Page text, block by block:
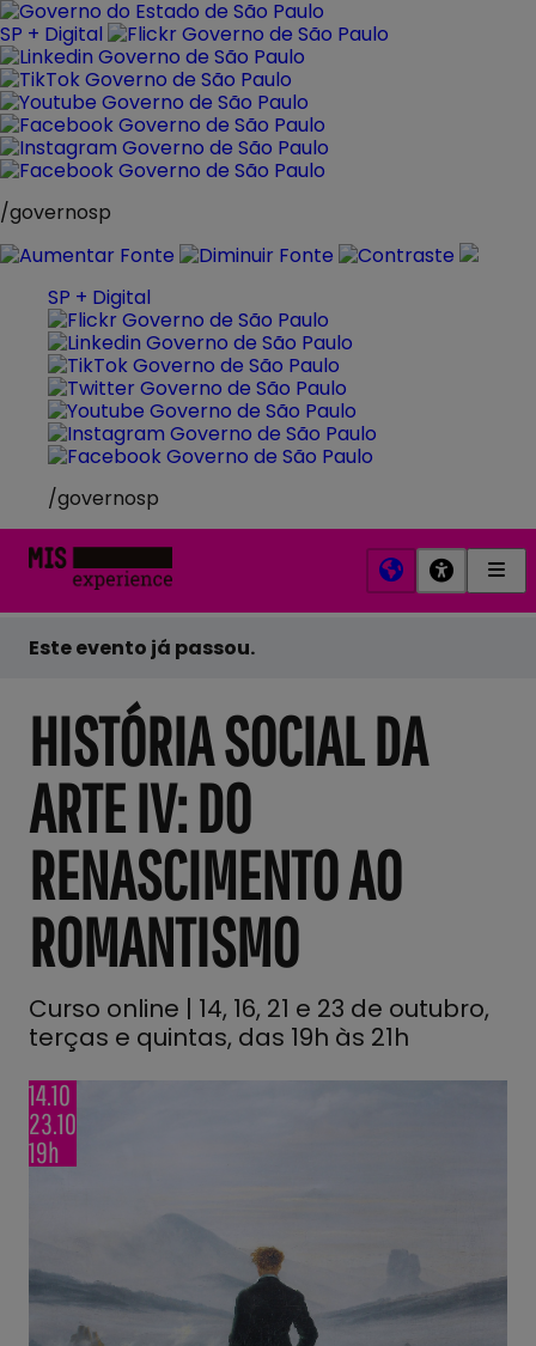
Pular
para
o
conteúdo
SP + Digital
/governosp
SP + Digital
/governosp
Este evento já passou.
HISTÓRIA SOCIAL DA
ARTE IV: DO
RENASCIMENTO AO
ROMANTISMO
Curso online | 14, 16, 21 e 23 de outubro,
terças e quintas, das 19h às 21h
14.10
23.10
19h